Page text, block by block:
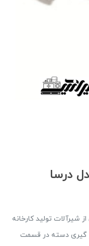
درسا
شیرآلات تولید کارخانه
گیری دسته در قسمت